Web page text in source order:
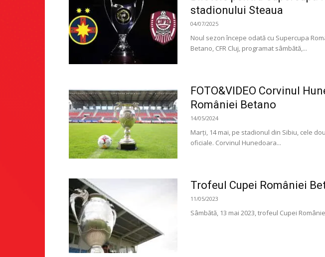
stadionului Steaua
04/07/2025
Noul sezon începe odată cu Supercupa
Betano, CFR Cluj, programat sâmbătă,...
FOTO&VIDEO Corvinul
României Betano
14/05/2024
Marți, 14 mai, pe stadionul din Sibiu, cele
oficiale. Corvinul Hunedoara...
Trofeul Cupei României
11/05/2023
Sâmbătă, 13 mai 2023, trofeul Cupei